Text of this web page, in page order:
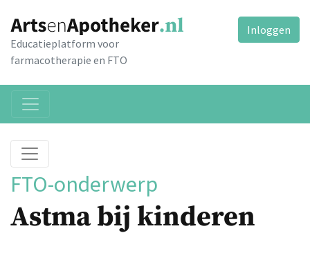
Educatieplatform voor
farmacotherapie en FTO
Inloggen
FTO-onderwerp
Astma bij kinderen